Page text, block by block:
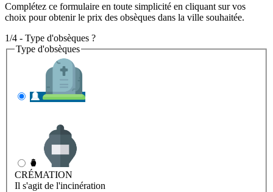
Complétez ce formulaire en toute simplicité en cliquant sur vos
choix pour obtenir le prix des obsèques dans la ville souhaitée.
1/4 - Type d'obsèques ?
Type d'obsèques
CRÉMATION
Il s'agit de l'incinération